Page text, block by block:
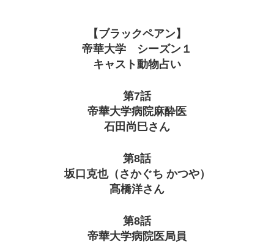
【ブラックペアン】
帝華大学 シーズン１
キャスト動物占い
第7話
帝華大学病院麻酔医
石田尚巳さん
第8話
坂口克也（さかぐち かつや）
髙橋洋さん
第8話
帝華大学病院医局員